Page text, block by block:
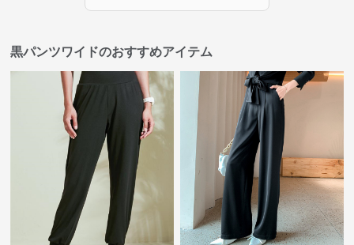
黒パンツワイドのおすすめアイテム